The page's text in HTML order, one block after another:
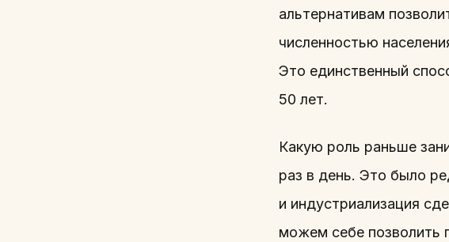
альтернативам
численностью
Это единственный
50 лет.
Какую роль раньше
раз в день. Это было
и индустриализация
можем себе позволить